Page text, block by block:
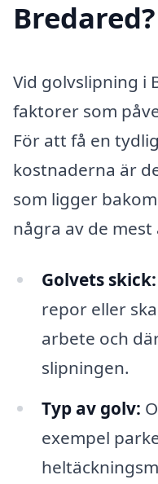
Bredared?
Vid golvslipning i
faktorer som
För att få en
kostnaderna är
som ligger
några av de
Golvets skick:
repor eller
arbete och
slipningen.
Typ av golv:
exempel